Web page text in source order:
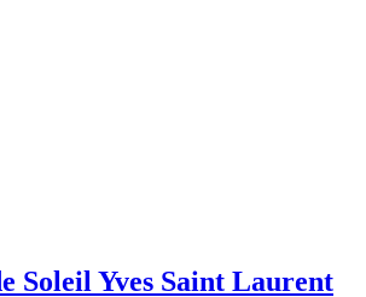
Soleil Yves Saint Laurent